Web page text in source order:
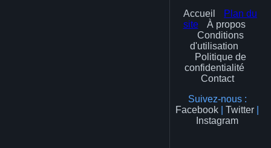
Accueil
Plan du
site
À propos
Conditions
d'utilisation
Politique de
confidentialité
Contact
Suivez-nous :
Facebook
Twitter
Instagram